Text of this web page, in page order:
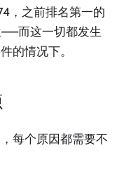
，之前排名第一的
而这一切都发生
的情况下。
每个原因都需要不